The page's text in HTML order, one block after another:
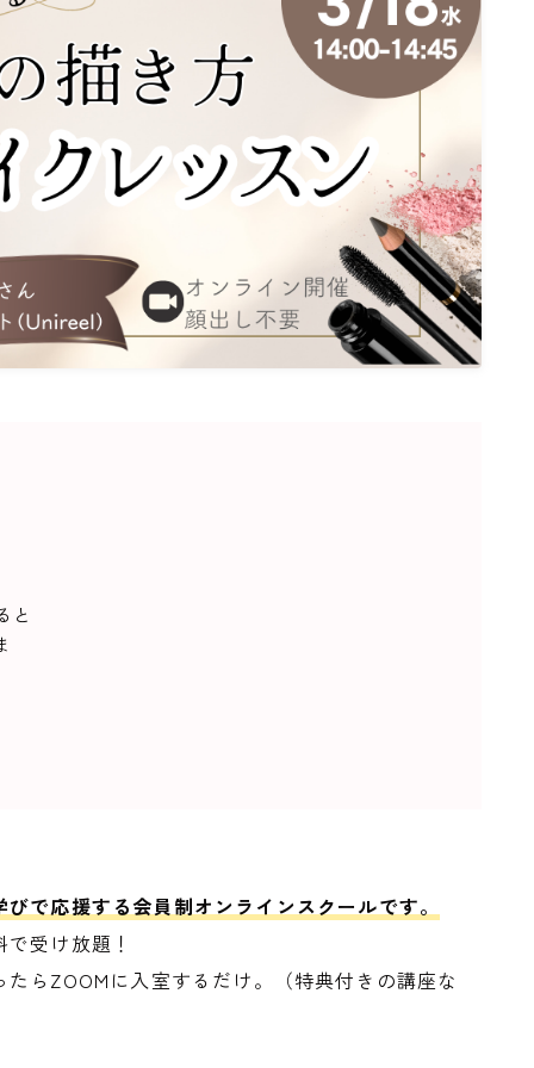
と
で応援する会員制オンラインスクールです。
受け放題！
らZOOMに入室するだけ。（特典付きの講座な